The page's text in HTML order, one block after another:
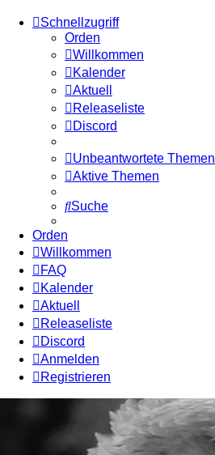
Schnellzugriff
Orden
Willkommen
Kalender
Aktuell
Releaseliste
Discord
Unbeantwortete Themen
Aktive Themen
Suche
Orden
Willkommen
FAQ
Kalender
Aktuell
Releaseliste
Discord
Anmelden
Registrieren